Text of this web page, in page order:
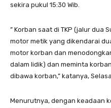
sekira pukul 15:30 Wib.
” Korban saat di TKP (jalur dua
motor metik yang dikendarai
motor korban dan
dalam lidik) dan meminta
dibawa korban,” katanya,
Menurutnya, dengan keadaan